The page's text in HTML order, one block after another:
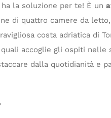
la soluzione per te! È un
di quattro camere da
costa adriatica di
accoglie gli ospiti nelle
dalla quotidianità e